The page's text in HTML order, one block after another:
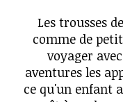
Les trousses
comme de
voyager
aventures les
ce qu'un enfant